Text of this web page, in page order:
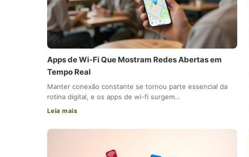
Apps de Wi-Fi Que Mostram Redes Abertas em
Tempo Real
Manter conexão constante se tornou parte essencial da
rotina digital, e os apps de wi-fi surgem…
Leia mais